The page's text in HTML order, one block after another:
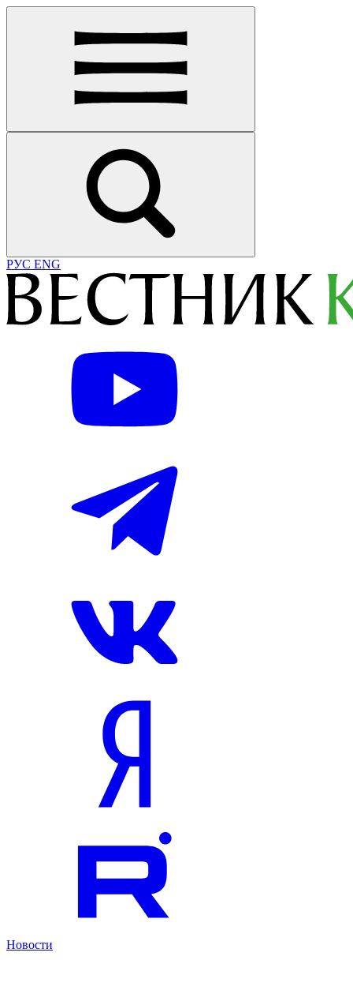
РУС ENG
Новости